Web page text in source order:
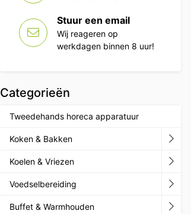
Stuur een email
Wij reageren op
werkdagen binnen 8 uur!
Categorieën
Tweedehands horeca apparatuur
Koken & Bakken
Koelen & Vriezen
Voedselbereiding
Buffet & Warmhouden